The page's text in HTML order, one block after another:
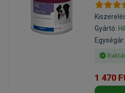
Gyártó:
1 470